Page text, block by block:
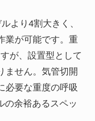
より4割大きく、
業が可能です。重
が、設置型として
ません。気管切開
必要な重度の呼吸
の余裕あるスペッ